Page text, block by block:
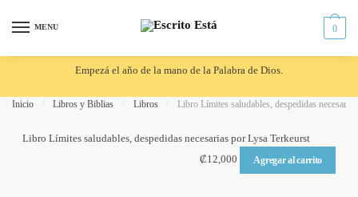
MENU 0
Empezá el año de la mano de la Palabra de Dios.
Inicio Libros y Biblias Libros Libro Límites saludables, despedidas
Libro Límites saludables, despedidas necesarias por Lysa Terkeurst
₡12,000 Agregar al carrito